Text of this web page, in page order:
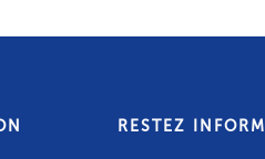
RESTEZ